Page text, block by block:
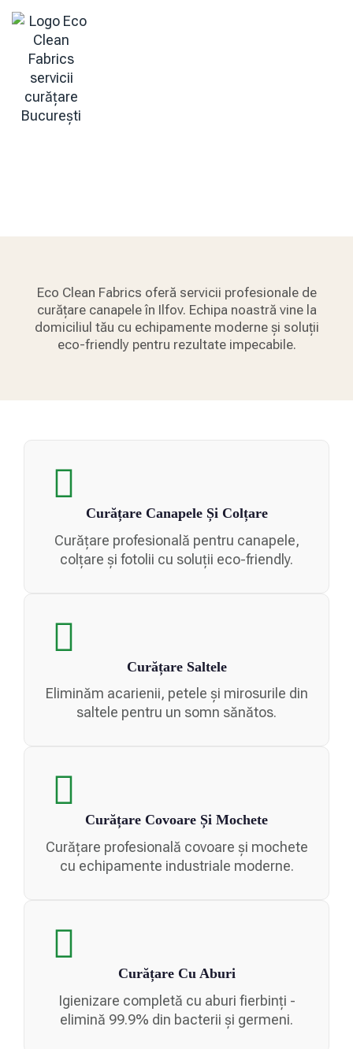
Curățare Canapele Ilfov
Eco Clean Fabrics oferă servicii profesionale de
curățare canapele în Ilfov. Echipa noastră vine la
domiciliul tău cu echipamente moderne și soluții
eco-friendly pentru rezultate impecabile.
Curățare Canapele Și Colțare
Curățare profesională pentru canapele,
colțare și fotolii cu soluții eco-friendly.
Curățare Saltele
Eliminăm acarienii, petele și mirosurile din
saltele pentru un somn sănătos.
Curățare Covoare Și Mochete
Curățare profesională covoare și mochete
cu echipamente industriale moderne.
Curățare Cu Aburi
Igienizare completă cu aburi fierbinți -
elimină 99.9% din bacterii și germeni.